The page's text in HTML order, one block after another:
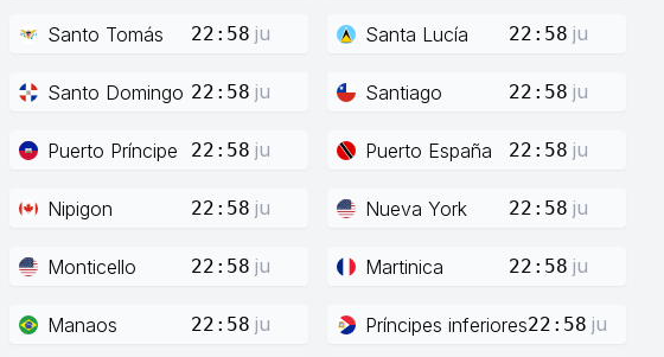
Santo Tomás 22:58 ju Santa Lucía 22:58 ju
Santo Domingo 22:58 ju Santiago 22:58 ju
Puerto Príncipe 22:58 ju Puerto España 22:58 ju
Nipigon 22:58 ju Nueva York 22:58 ju
Monticello 22:58 ju Martinica 22:58 ju
Manaos 22:58 ju Príncipes inferiores22:58 ju